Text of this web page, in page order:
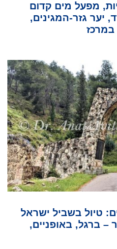
מפעל מים קדום
יער גזר-המגינים,
במרכז
טיול בשביל ישראל
– ברגל, באופניים,